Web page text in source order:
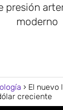
presión
moderno
El nuevo
creciente